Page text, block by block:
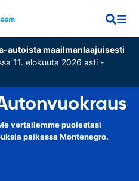
autoista maailmanlaajuisesti
11. elokuuta 2026 asti -
vertailemme puolestasi
paikassa Montenegro.